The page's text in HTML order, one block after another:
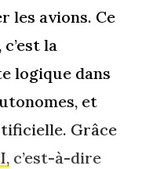
les avions. Ce
la
logique dans
et
Grâce
c’est-à-dire